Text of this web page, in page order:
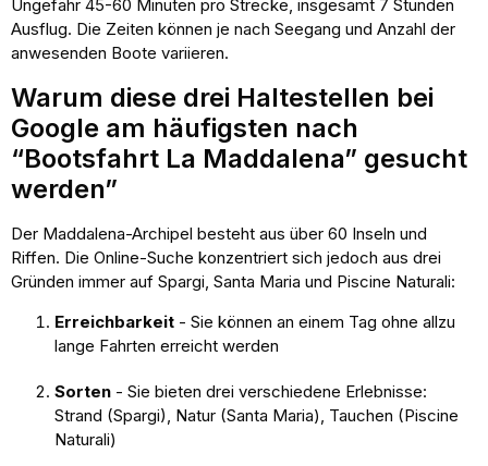
Ungefähr 45-60 Minuten pro Strecke, insgesamt 7 Stunden
Ausflug. Die Zeiten können je nach Seegang und Anzahl der
anwesenden Boote variieren.
Warum diese drei Haltestellen bei
Google am häufigsten nach
“Bootsfahrt La Maddalena” gesucht
werden”
Der Maddalena-Archipel besteht aus über 60 Inseln und
Riffen. Die Online-Suche konzentriert sich jedoch aus drei
Gründen immer auf Spargi, Santa Maria und Piscine Naturali:
Erreichbarkeit - Sie können an einem Tag ohne allzu
lange Fahrten erreicht werden
Sorten - Sie bieten drei verschiedene Erlebnisse:
Strand (Spargi), Natur (Santa Maria), Tauchen (Piscine
Naturali)